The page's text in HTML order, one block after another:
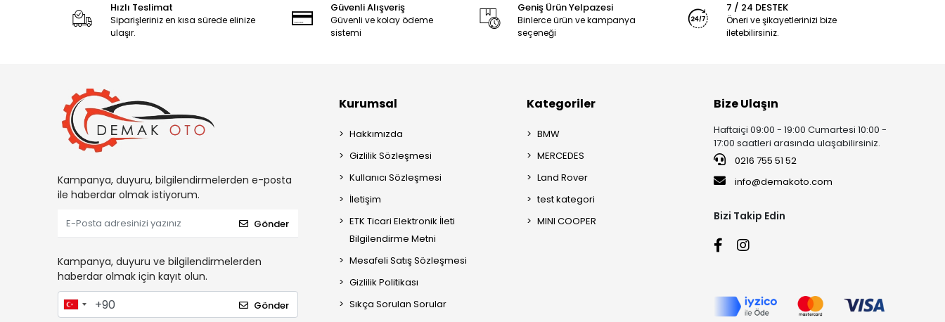
Hızlı Teslimat
Siparişleriniz en kısa sürede elinize
ulaşır.
Güvenli Alışveriş
Güvenli ve kolay ödeme
sistemi
Geniş Ürün Yelpazesi
Binlerce ürün ve kampanya
seçeneği
7 / 24 DESTEK
Öneri ve şikayetlerinizi bize
iletebilirsiniz.
Kampanya, duyuru, bilgilendirmelerden e-posta
ile haberdar olmak istiyorum.
Gönder
Kampanya, duyuru ve bilgilendirmelerden
haberdar olmak için kayıt olun.
Gönder
Kurumsal
Hakkımızda
Gizlilik Sözleşmesi
Kullanıcı Sözleşmesi
İletişim
ETK Ticari Elektronik İleti
Bilgilendirme Metni
Mesafeli Satış Sözleşmesi
Gizlilik Politikası
Sıkça Sorulan Sorular
Kategoriler
BMW
MERCEDES
Land Rover
test kategori
MINI COOPER
Bize Ulaşın
Haftaiçi 09:00 - 19:00 Cumartesi 10:00 -
17:00 saatleri arasında ulaşabilirsiniz.
0216 755 51 52
info@demakoto.com
Bizi Takip Edin